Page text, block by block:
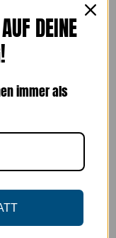
DEINE
immer als